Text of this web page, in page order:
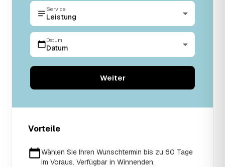
Service
Leistung
Datum
Datum
Weiter
Vorteile
Wählen Sie Ihren Wunschtermin bis zu 60 Tage
im Voraus. Verfügbar in Winnenden.